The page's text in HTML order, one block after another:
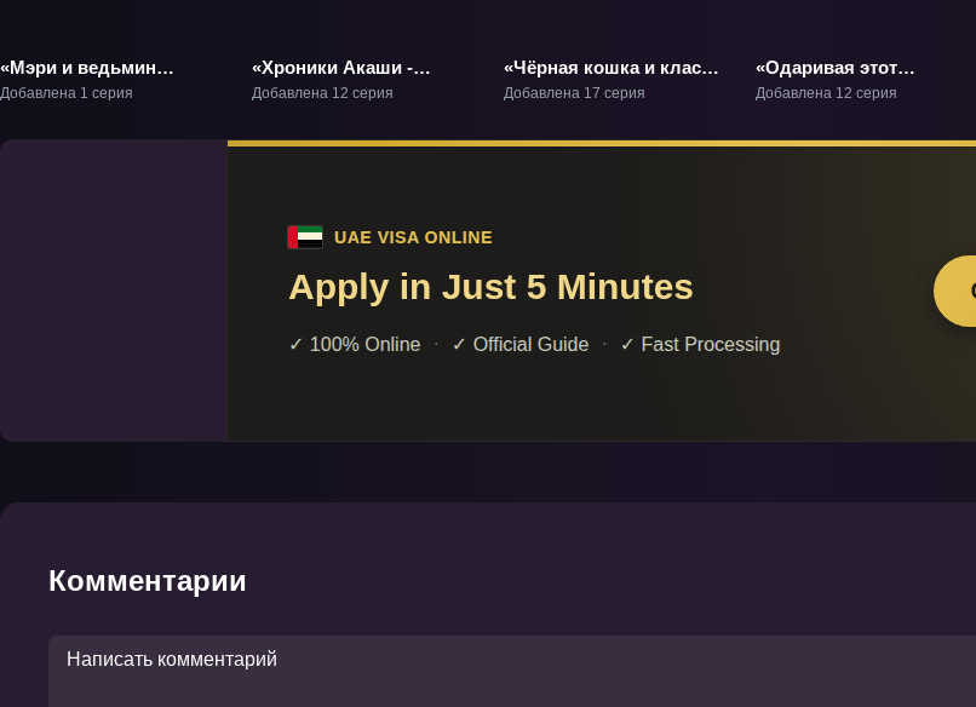
«Мэри и ведьмин
цветок» Фильм-1
Добавлена 1 серия
«Хроники Акаши -
худшего магического
Добавлена 12 серия
«Чёрная кошка и класс
ведьм» ТВ-1
Добавлена 17 серия
«Одаривая этот
замечательный мир
Добавлена 12 серия
Комментарии